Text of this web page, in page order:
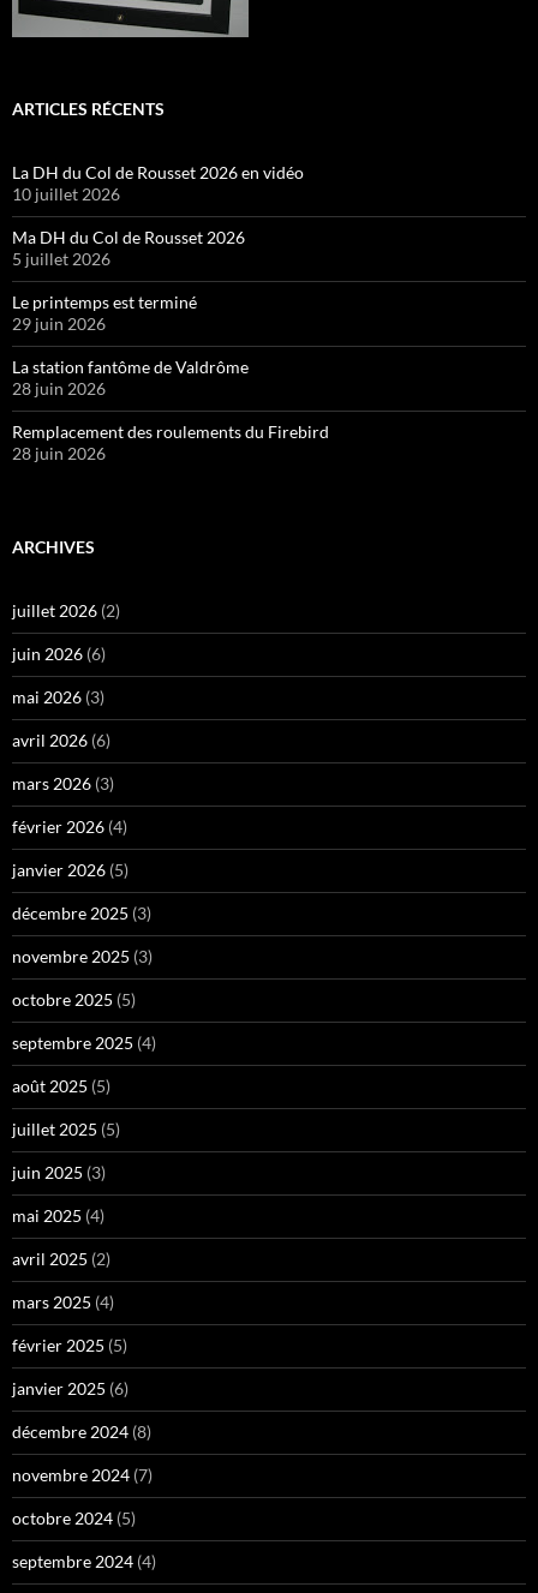
ARTICLES RÉCENTS
La DH du Col de Rousset 2026 en vidéo
10 juillet 2026
Ma DH du Col de Rousset 2026
5 juillet 2026
Le printemps est terminé
29 juin 2026
La station fantôme de Valdrôme
28 juin 2026
Remplacement des roulements du Firebird
28 juin 2026
ARCHIVES
juillet 2026 (2)
juin 2026 (6)
mai 2026 (3)
avril 2026 (6)
mars 2026 (3)
février 2026 (4)
janvier 2026 (5)
décembre 2025 (3)
novembre 2025 (3)
octobre 2025 (5)
septembre 2025 (4)
août 2025 (5)
juillet 2025 (5)
juin 2025 (3)
mai 2025 (4)
avril 2025 (2)
mars 2025 (4)
février 2025 (5)
janvier 2025 (6)
décembre 2024 (8)
novembre 2024 (7)
octobre 2024 (5)
septembre 2024 (4)